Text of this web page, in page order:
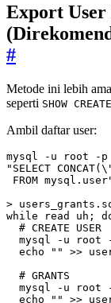
Export
#
Metode ini lebih
seperti SHOW
Ambil daftar user:
mysql -u root -
FROM
while
read uh ;
# CREATE USER
mysql -u root
echo
""
# GRANTS
mysql -u root
echo
""